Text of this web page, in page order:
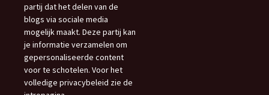
partij dat het delen van de
blogs via sociale media
mogelijk maakt. Deze partij kan
je informatie verzamelen om
gepersonaliseerde content
voor te schotelen. Voor het
volledige privacybeleid zie de